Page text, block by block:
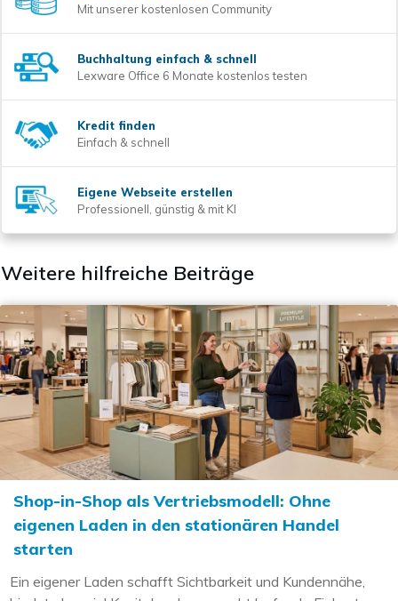
Mit unserer kostenlosen Community
Buchhaltung einfach & schnell
Lexware Office 6 Monate kostenlos testen
Kredit finden
Einfach & schnell
Eigene Webseite erstellen
Professionell, günstig & mit KI
Weitere hilfreiche Beiträge
Shop-in-Shop als Vertriebsmodell: Ohne
eigenen Laden in den stationären Handel
starten
Ein eigener Laden schafft Sichtbarkeit und Kundennähe,